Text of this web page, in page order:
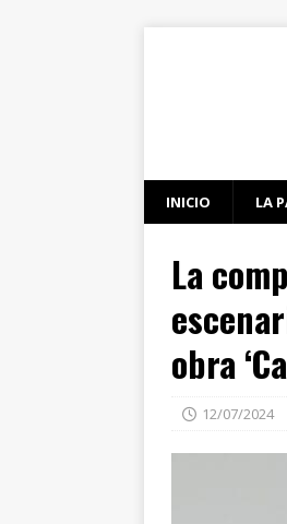
INICIO LA
La
obra
12/07/2024